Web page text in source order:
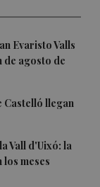
Evaristo Valls
agosto de
Castelló llegan
Vall d'Uixó: la
los meses